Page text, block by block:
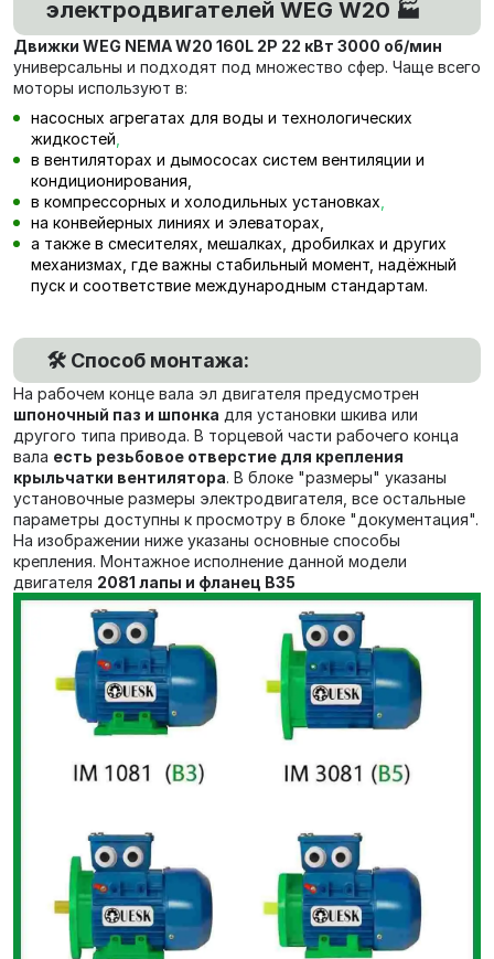
электродвигателей WEG W20 🏭
Движки WEG NEMA W20 160L 2P 22 кВт 3000 об/мин
универсальны и подходят под множество сфер. Чаще всего
моторы используют в:
насосных агрегатах для воды и технологических
жидкостей
в вентиляторах и дымососах систем вентиляции и
кондиционирования,
в компрессорных и холодильных установках
на конвейерных линиях и элеваторах,
а также в смесителях, мешалках, дробилках и других
механизмах, где важны стабильный момент, надёжный
пуск и соответствие международным стандартам.
🛠️ Способ монтажа:
На рабочем конце вала эл двигателя предусмотрен
шпоночный паз и шпонка для установки шкива или
другого типа привода. В торцевой части рабочего конца
вала есть резьбовое отверстие для крепления
крыльчатки вентилятора. В блоке "размеры" указаны
установочные размеры электродвигателя, все остальные
параметры доступны к просмотру в блоке "документация".
На изображении ниже указаны основные способы
крепления. Монтажное исполнение данной модели
двигателя 2081 лапы и фланец В35